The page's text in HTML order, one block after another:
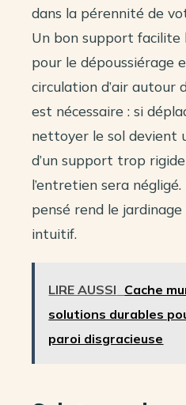
dans la pérennité de
Un bon support facilite
pour le dépoussiérage
circulation d’air autour
est nécessaire : si
nettoyer le sol devient
d’un support trop
l’entretien sera
pensé rend le
intuitif.
LIRE AUSSI Cache
solutions durables
paroi disgracieuse